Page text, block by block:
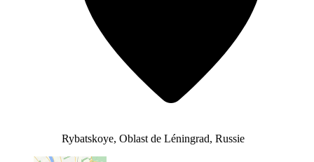
Rybatskoye, Oblast de Léningrad, Russie